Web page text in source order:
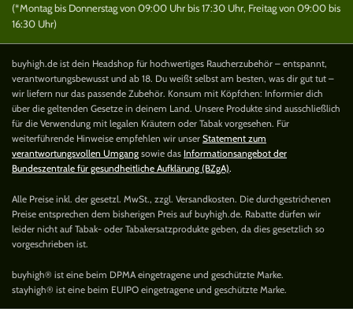
(*Montag bis Donnerstag von 09:00 Uhr bis 17:30 Uhr, Freitag von 09:00 bis
16:30 Uhr)
buyhigh.de ist dein Headshop für hochwertiges Raucherzubehör – entspannt,
verantwortungsbewusst und ab 18. Du weißt selbst am besten, was dir gut tut –
wir liefern nur das passende Zubehör. Konsum mit Köpfchen: Informier dich
über die geltenden Gesetze in deinem Land. Unsere Produkte sind ausschließlich
für die Verwendung mit legalen Kräutern oder Tabak vorgesehen. Für
weiterführende Hinweise empfehlen wir unser Statement zum
verantwortungsvollen Umgang sowie das Informationsangebot der
Bundeszentrale für gesundheitliche Aufklärung (BZgA).
Alle Preise inkl. der gesetzl. MwSt., zzgl. Versandkosten. Die durchgestrichenen
Preise entsprechen dem bisherigen Preis auf buyhigh.de. Rabatte dürfen wir
leider nicht auf Tabak- oder Tabakersatzprodukte geben, da dies gesetzlich so
vorgeschrieben ist.
buyhigh® ist eine beim DPMA eingetragene und geschützte Marke.
stayhigh® ist eine beim EUIPO eingetragene und geschützte Marke.